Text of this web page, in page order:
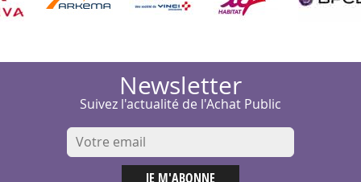
Newsletter
Suivez l'actualité de l'Achat Public